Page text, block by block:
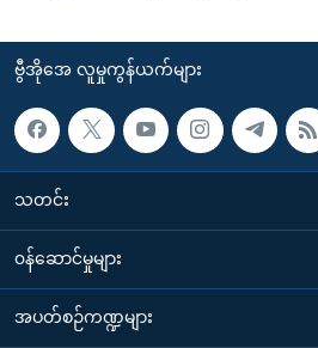
ဗွီအိုအေ လူမှုကွန်ယက်များ
သတင်း
၀န်ဆောင်မှုများ
အပတ်စဉ်ကဏ္ဍများ